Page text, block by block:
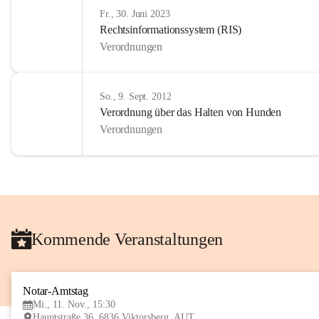
Fr., 30. Juni 2023
Rechtsinformationssystem (RIS)
Verordnungen
So., 9. Sept. 2012
Verordnung über das Halten von Hunden
Verordnungen
Kommende Veranstaltungen
Notar-Amtstag
Mi., 11. Nov., 15:30